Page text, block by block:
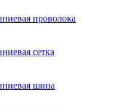
проволока
сетка
шина